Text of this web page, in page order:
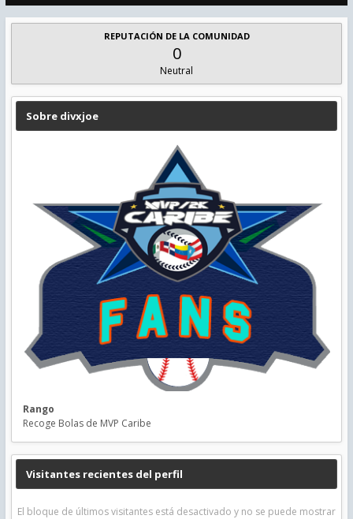
REPUTACIÓN DE LA COMUNIDAD
0
Neutral
Sobre divxjoe
Rango
Recoge Bolas de MVP Caribe
Visitantes recientes del perfil
El bloque de últimos visitantes está desactivado y no se puede mostrar